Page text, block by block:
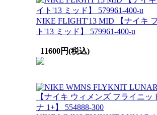
NIKE FLIGHT'13 MID 【ナイキ
ト'13 ミッド】 579961-400-u
11600円(税込)